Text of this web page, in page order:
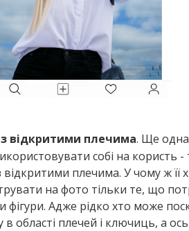
відкритими плечима. Ще одна
собі на користь -
відкритими плечима. У чому ж її
на фото тільки те, що
фігури. Адже рідко хто може
в області плечей і ключиць, а